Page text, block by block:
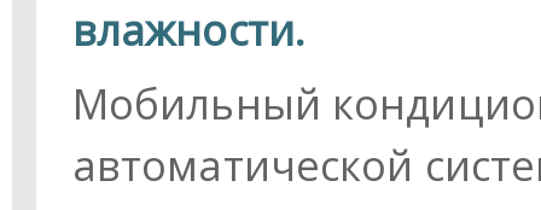
влажности.
Мобильный
автоматической